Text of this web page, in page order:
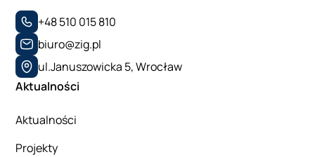
+48 510 015 810
biuro@zig.pl
ul.Januszowicka 5, Wrocław
Aktualności
Aktualności
Projekty